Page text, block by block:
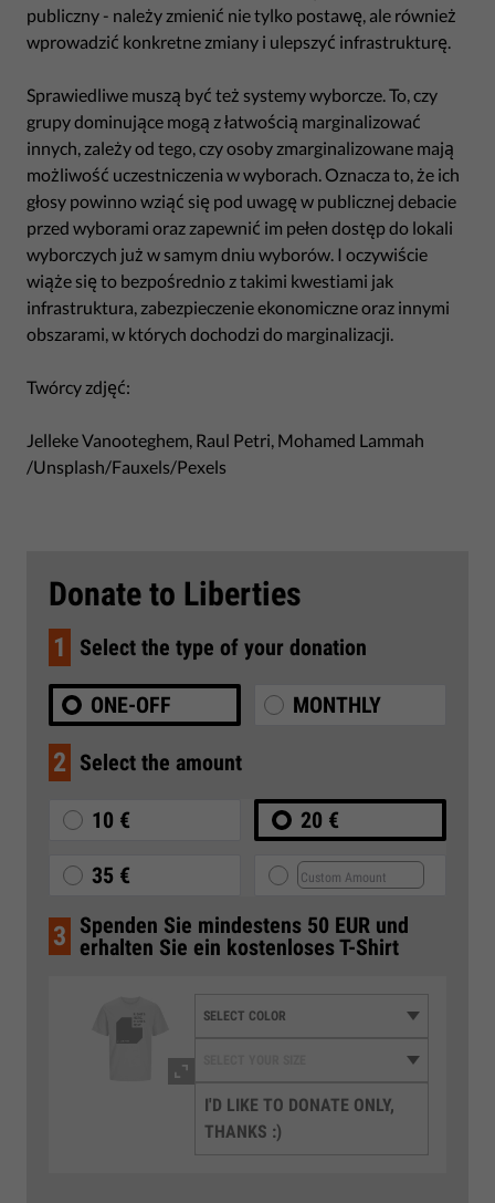
publiczny - należy zmienić nie tylko postawę, ale również
wprowadzić konkretne zmiany i ulepszyć infrastrukturę.
Sprawiedliwe muszą być też systemy wyborcze. To, czy
grupy dominujące mogą z łatwością marginalizować
innych, zależy od tego, czy osoby zmarginalizowane mają
możliwość uczestniczenia w wyborach. Oznacza to, że ich
głosy powinno wziąć się pod uwagę w publicznej debacie
przed wyborami oraz zapewnić im pełen dostęp do lokali
wyborczych już w samym dniu wyborów. I oczywiście
wiąże się to bezpośrednio z takimi kwestiami jak
infrastruktura, zabezpieczenie ekonomiczne oraz innymi
obszarami, w których dochodzi do marginalizacji.
Twórcy zdjęć:
Jelleke Vanooteghem, Raul Petri, Mohamed Lammah
/Unsplash/Fauxels/Pexels
Donate to Liberties
1 Select the type of your donation
ONE-OFF MONTHLY
2 Select the amount
10 € 20 €
35 €
3 Spenden Sie mindestens 50 EUR und
erhalten Sie ein kostenloses T-Shirt
I'D LIKE TO DONATE ONLY,
THANKS :)